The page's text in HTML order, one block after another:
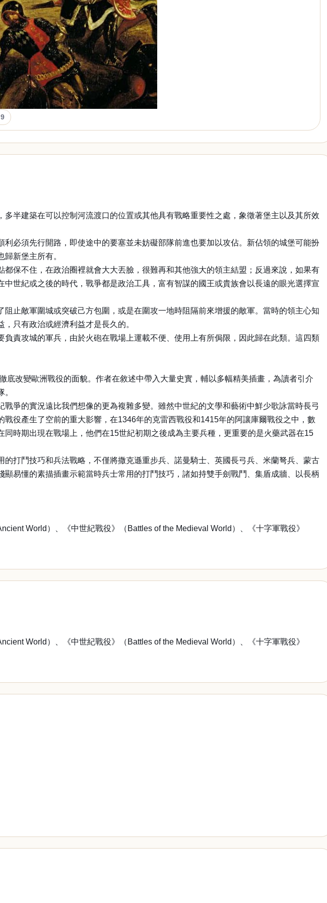
半建築在可以控制河流渡口的位置或其他具有戰略重要性之處，象徵著堡主以及其所效
必須先行開路，即使途中的要塞並未妨礙部隊前進也要加以攻佔。新佔領的城堡可能扮
新堡主所有。
保不住，在政治圈裡就會大大丟臉，很難再和其他強大的領主結盟；反過來說，如果有
世紀或之後的時代，戰爭都是政治工具，富有智謀的國王或貴族會以長遠的眼光選擇宣
止敵軍圍城或突破己方包圍，或是在圍攻一地時阻隔前來增援的敵軍。當時的領主心知
只有政治或經濟利益才是長久的。
責攻城的軍兵，由於火砲在戰場上運載不便、使用上有所侷限，因此歸在此類。這四類
改變歐洲戰役的面貌。作者在敘述中帶入大量史實，輔以多幅精美插畫，為讀者引介
爭的實況遠比我們想像的更為複雜多變。雖然中世紀的文學和藝術中鮮少歌詠當時長弓
役產生了空前的重大影響，在1346年的克雷西戰役和1415年的阿讓庫爾戰役之中，數
時期出現在戰場上，他們在15世紀初期之後成為主要兵種，更重要的是火藥武器在15
打鬥技巧和兵法戰略，不僅將撒克遜重步兵、諾曼騎士、英國長弓兵、米蘭弩兵、蒙古
易懂的素描插畫示範當時兵士常用的打鬥技巧，諸如持雙手劍戰鬥、集盾成牆、以長柄
World）、《中世紀戰役》（Battles of the Medieval World）、《十字軍戰役》
World）、《中世紀戰役》（Battles of the Medieval World）、《十字軍戰役》